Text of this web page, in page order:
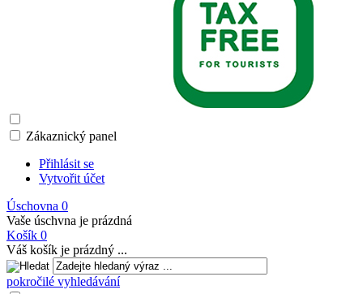
Zákaznický panel
Přihlásit se
Vytvořit účet
Úschovna 0
Vaše úschvna je prázdná
Košík 0
Váš košík je prázdný ...
pokročilé vyhledávání